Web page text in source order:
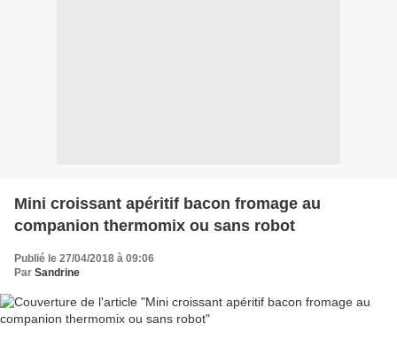
Mini croissant apéritif bacon fromage au
companion thermomix ou sans robot
Publié le 27/04/2018 à 09:06
Par Sandrine